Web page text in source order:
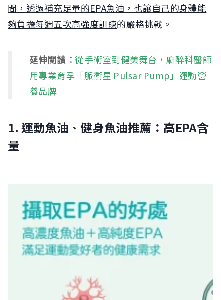
間，透過補充足量的EPA魚油，也讓自己的身體能
夠負擔每週五次高強度訓練的嚴格挑戰。
延伸閱讀 ：從手術室到健美舞台，麻醉科醫師
用專業育孕「脈衝星 Pulsar Pump」運動營
養品牌
1. 運動魚油、健身魚油推薦：高EPA含
量